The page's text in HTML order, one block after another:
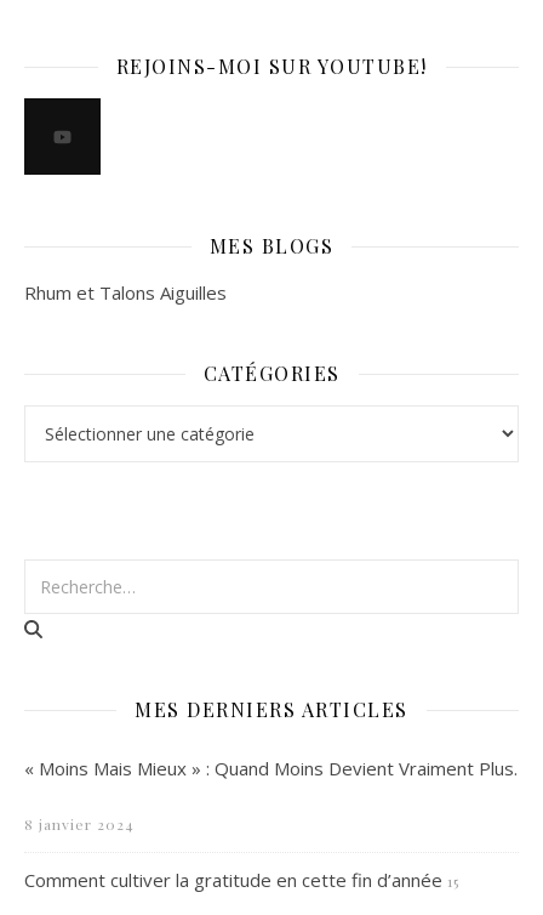
REJOINS-MOI SUR YOUTUBE!
MES BLOGS
Rhum et Talons Aiguilles
CATÉGORIES
MES DERNIERS ARTICLES
« Moins Mais Mieux » : Quand Moins Devient Vraiment Plus.
8 janvier 2024
Comment cultiver la gratitude en cette fin d’année 15